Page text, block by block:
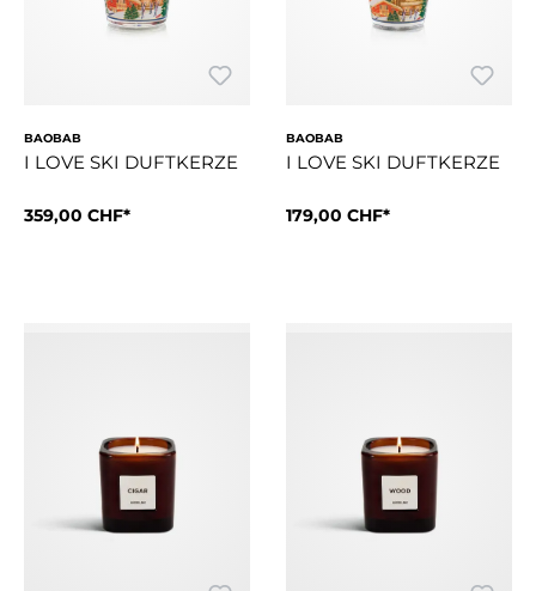
BAOBAB
I LOVE SKI DUFTKERZE
Tauchen Sie ein in die Herzen der verschneiten Gipfel mit
359,00 CHF*
BAOBAB
I LOVE SKI DUFTKERZE
Tauchen Sie ein in die
179,00 CHF*